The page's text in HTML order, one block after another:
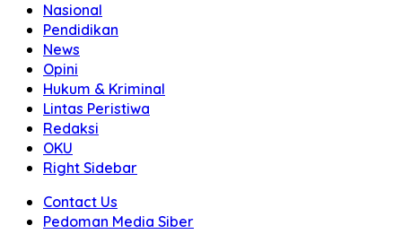
Nasional
Pendidikan
News
Opini
Hukum & Kriminal
Lintas Peristiwa
Redaksi
OKU
Right Sidebar
Contact Us
Pedoman Media Siber